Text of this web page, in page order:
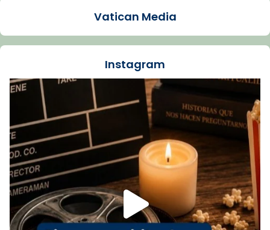
La Carmina va patir depressió. Fa gairebé
dos mesos, a l'Estadi Lluís Companys, la
Recupera l'entrevista comp
Vatican
tican News 👇
www.vaticannews.va/es/iglesia/news/2026-
07/carmina-historia-depresion-papa-viaje-
espana-testimoni...
Foto
View on Facebook · Share
Vatican Media
Instagram